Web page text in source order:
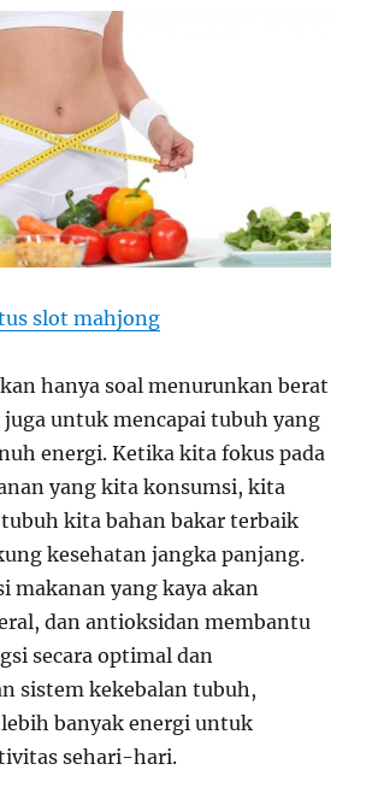
slot mahjong
hanya soal menurunkan berat
untuk mencapai tubuh yang
energi. Ketika kita fokus pada
yang kita konsumsi, kita
kita bahan bakar terbaik
kesehatan jangka panjang.
makanan yang kaya akan
dan antioksidan membantu
secara optimal dan
sistem kekebalan tubuh,
banyak energi untuk
sehari-hari.